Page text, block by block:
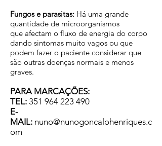
Fungos e parasitas: Há uma grande
quantidade de microorganismos
que afectam o fluxo de energia do corpo
dando sintomas muito vagos ou que
podem fazer o paciente considerar que
são outras doenças normais e menos
graves.
PARA MARCAÇÕES:
TEL: 351 964 223 490
E-
MAIL: nuno@nunogoncalohenriques.c
om